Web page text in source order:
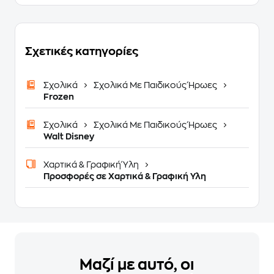
Σχετικές κατηγορίες
Σχολικά
Σχολικά Με Παιδικούς Ήρωες
Frozen
Σχολικά
Σχολικά Με Παιδικούς Ήρωες
Walt Disney
Χαρτικά & Γραφική Ύλη
Προσφορές σε Χαρτικά & Γραφική Υλη
Μαζί με αυτό, οι